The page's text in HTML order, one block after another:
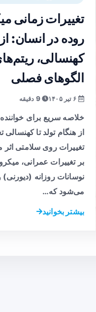
تغییرات زمانی
روده در انسان: از
کهنسالی،
الگوهای فصلی
9 دقیقه
خلاصه سریع برای
از هنگام تولد تا کهنسالی
تغییرات روی سلامتی اثر
بر تغییرات عمرانی،
نوسانات روزانه (دیورنی)
می‌شود که…
بیشتر بخوانید